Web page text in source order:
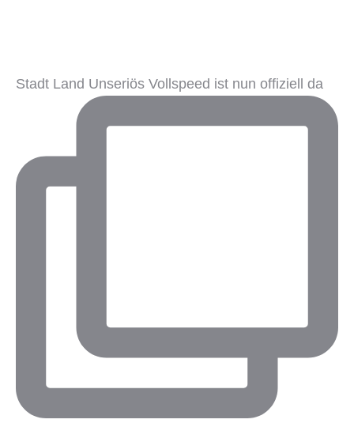
Stadt Land Unseriös Vollspeed ist nun offiziell da